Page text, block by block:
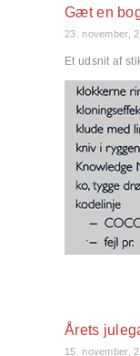
Gæt en
23. november,
Et udsnit af
Årets
15. november,